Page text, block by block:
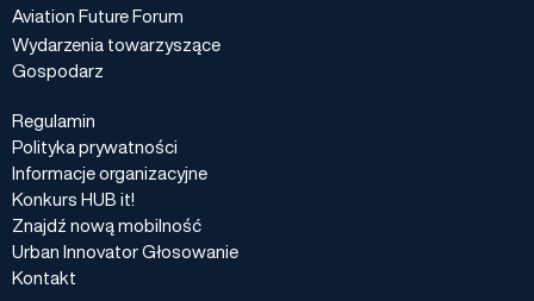
Aviation Future Forum
Wydarzenia towarzyszące
Gospodarz
Regulamin
Polityka prywatności
Informacje organizacyjne
Konkurs HUB it!
Znajdź nową mobilność
Urban Innovator Głosowanie
Kontakt